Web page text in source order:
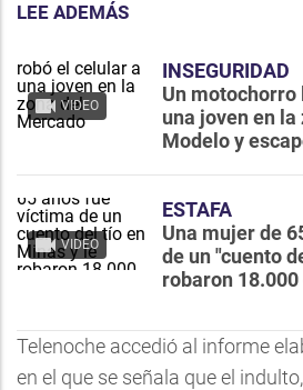
LEE ADEMÁS
VIDEO
INSEGURIDAD
Un motochorro
una joven en
Modelo y
VIDEO
ESTAFA
Una mujer de
de un "cuento
robaron
Telenoche accedió al informe
en el que se señala que el